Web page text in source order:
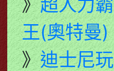
王(奧特曼)
》迪士尼玩